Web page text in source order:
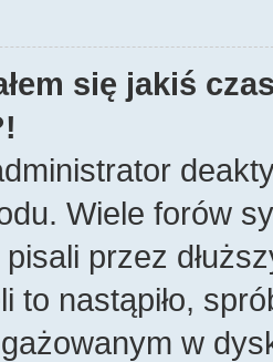
się jakiś
Wiele forów
przez
to nastąpiło,
w